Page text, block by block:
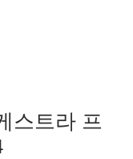
스트라 프